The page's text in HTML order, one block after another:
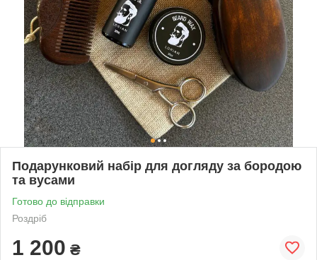
Подарунковий набір для догляду за бородою
та вусами
Готово до відправки
Роздріб
1 200 ₴